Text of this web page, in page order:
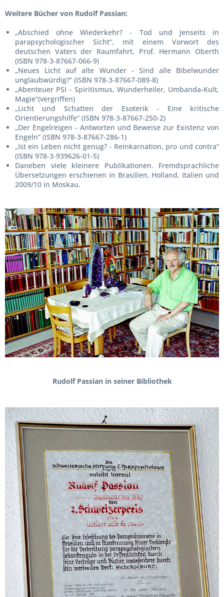
Weitere Bücher von Rudolf Passian:
„Abschied ohne Wiederkehr? - Tod und Jenseits in
parapsychologischer Sicht“, mit einem Vorwort des
deutschen Vaters der Raumfahrt, Prof. Hermann Oberth
(ISBN 978-3-87667-066-9)
„Neues Licht auf alte Wunder - Sind alle Bibelwunder
unglaubwürdig?“ (ISBN 978-3-87667-089-8)
„Abenteuer PSI - Spiritismus, Wunderheiler, Umbanda-Kult,
Magie“(vergriffen)
„Licht und Schatten der Esoterik - Eine kritische
Orientierungshilfe“ (ISBN 978-3-87667-250-2)
„Der Engelreigen - Antworten und Beweise zur Existenz von
Engeln“ (ISBN 978-3-87667-286-1)
„Ist ein Leben nicht genug? - Reinkarnation, pro und contra“
(ISBN 978-3-939626-01-5)
Daneben viele kleinere Publikationen. Fremdsprachliche
Übersetzungen erschienen in Brasilien, Holland, Italien und
2009/10 in Moskau.
Rudolf Passian in seiner Bibliothek